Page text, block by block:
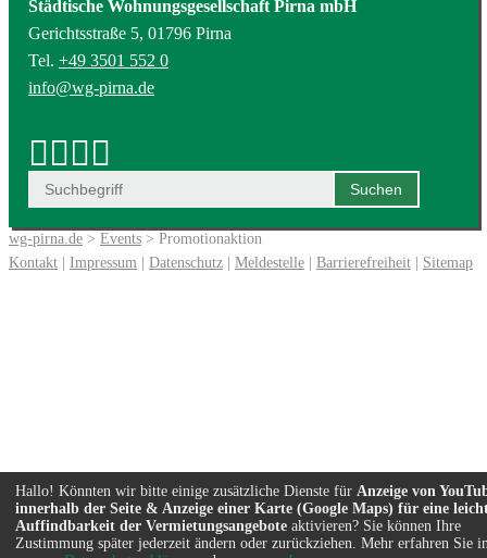
Städtische Wohnungsgesellschaft Pirna mbH
Gerichtsstraße 5, 01796 Pirna
Tel. +49 3501 552 0
info@wg-pirna.de
wg-pirna.de > Events > Promotionaktion
Kontakt | Impressum | Datenschutz | Meldestelle | Barrierefreiheit | Sitemap
Hallo! Könnten wir bitte einige zusätzliche Dienste für Anzeige von
innerhalb der Seite & Anzeige einer Karte (Google Maps) für eine
Auffindbarkeit der Vermietungsangebote aktivieren? Sie können Ihre
Zustimmung später jederzeit ändern oder zurückziehen. Mehr erfahren Sie